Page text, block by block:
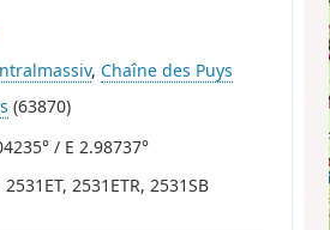
, Chaîne des Puys
(63870)
/ E 2.98737°
2531ET, 2531ETR, 2531SB